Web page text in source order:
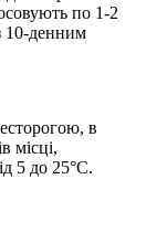
по 1-2
10-денним
в
місці,
5 до 25°C.